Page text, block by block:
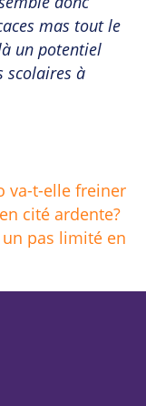
mas tout le
un potentiel
scolaires à
va-t-elle freiner
cité ardente?
pas limité en